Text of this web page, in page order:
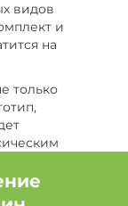
видов
и
на
только